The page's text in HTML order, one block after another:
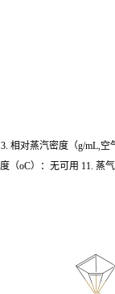
相对蒸汽密度（g/mL,
（oC）：无可用 11. 蒸